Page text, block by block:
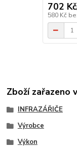
702 Kč
580 Kč
Zboží zařazeno
INFRAZÁŘIČE
Výrobce
Výkon